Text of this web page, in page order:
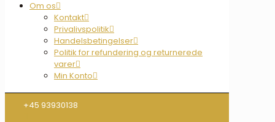
Om os
Kontakt
Privalivspolitik
Handelsbetingelser
Politik for refundering og returnerede
varer
Min Konto
+45 93930138